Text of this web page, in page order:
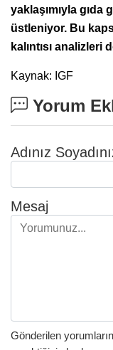
yaklaşımıyla
üstleniyor. Bu
kalıntısı
Kaynak: IGF
Yorum
Adınız
Mesaj
Gönderilen